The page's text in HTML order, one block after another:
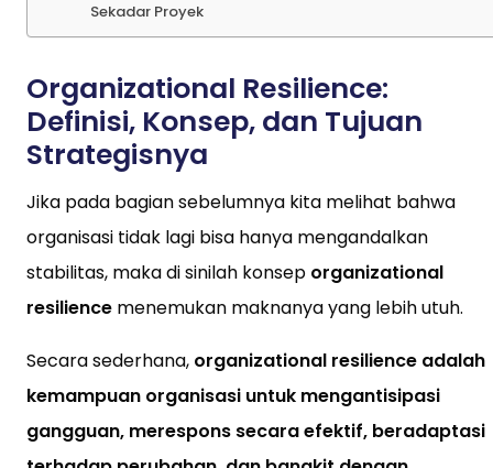
Sekadar Proyek
Organizational Resilience:
Definisi, Konsep, dan Tujuan
Strategisnya
Jika pada bagian sebelumnya kita melihat bahwa
organisasi tidak lagi bisa hanya mengandalkan
stabilitas, maka di sinilah konsep organizational
resilience menemukan maknanya yang lebih utuh.
Secara sederhana, organizational resilience adalah
kemampuan organisasi untuk mengantisipasi
gangguan, merespons secara efektif, beradaptasi